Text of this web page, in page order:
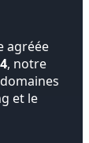
agréée
, notre
et le